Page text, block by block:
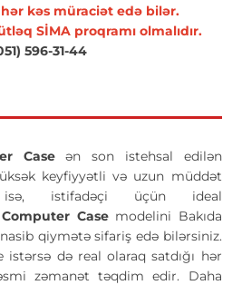
kəs müraciət edə bilər.
SİMA proqramı olmalıdır.
596-31-44
Caseən son istehsal edilən
keyfiyyətli və uzun müddət
isə, istifadəçi üçün ideal
Case modelini Bakıda
qiymətə sifariş edə bilərsiniz.
istərsə də real olaraq satdığı hər
zəmanət təqdim edir. Daha